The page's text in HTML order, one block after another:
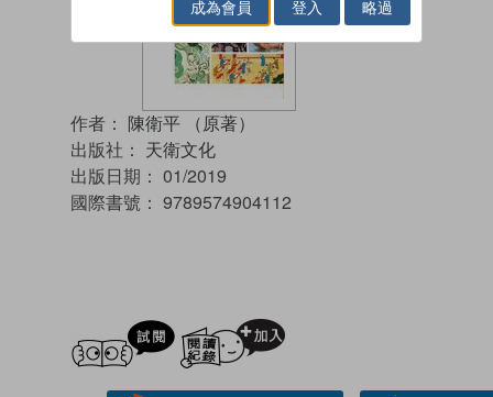
作者： 陳衛平 （原著）
出版社： 天衛文化
出版日期： 01/2019
國際書號： 9789574904112
試閲
成為會員 登入 略過